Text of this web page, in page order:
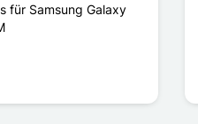
für Samsung Galaxy